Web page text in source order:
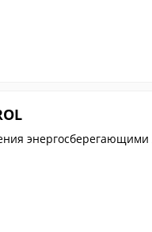
энергосберегающими